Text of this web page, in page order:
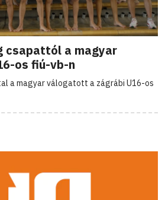
csapattól a magyar
os fiú-vb-n
a magyar válogatott a zágrábi U16-os